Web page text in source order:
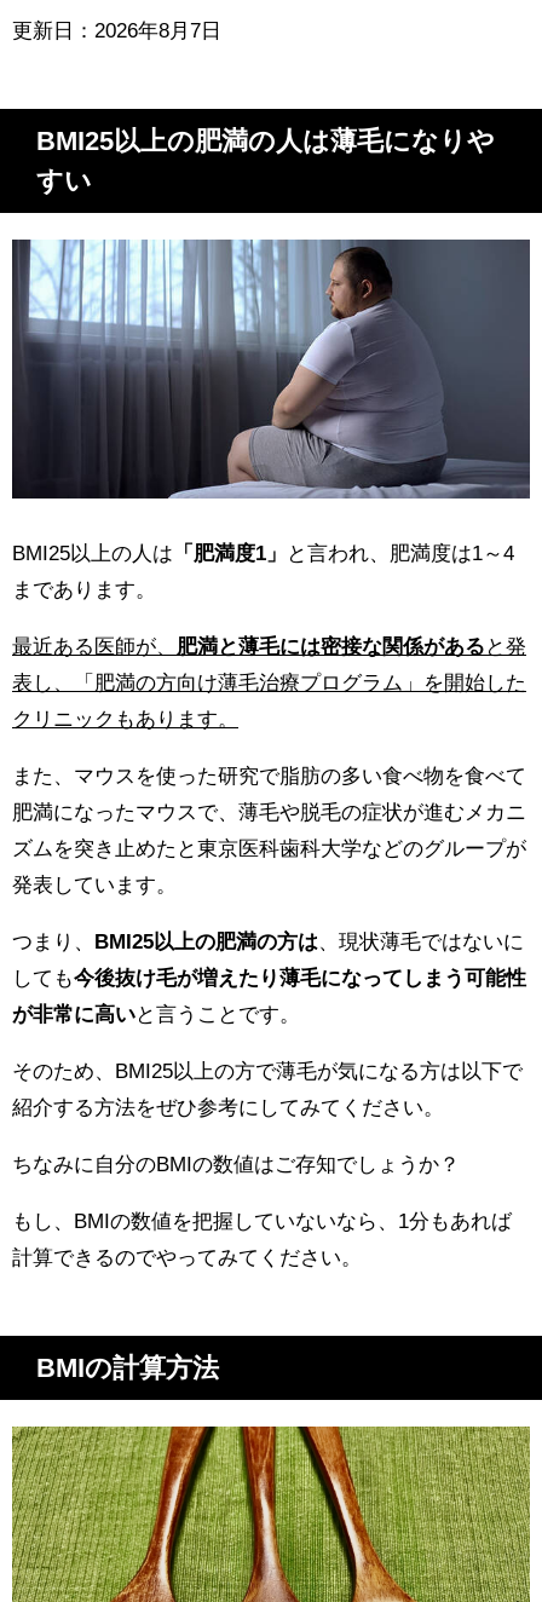
更新日：2026年8月7日
BMI25以上の肥満の人は薄毛になりや
すい
BMI25以上の人は 「肥満度1」
と言われ、肥満度は1～4
まであります。
最近ある医師が、 肥満と薄毛には密接な関係がある と発
表し、「肥満の方向け薄毛治療プログラム」を開始した
クリニックもあります。
また、マウスを使った研究で脂肪の多い食べ物を食べて
肥満になったマウスで、薄毛や脱毛の症状が進むメカニ
ズムを突き止めたと東京医科歯科大学などのグループが
発表しています。
つまり、 BMI25以上の肥満の方は 、現状薄毛ではないに
しても今後抜け毛が増えたり薄毛になってしまう可能性
が非常に高いと言うことです。
そのため、BMI25以上の方で薄毛が気になる方は以下で
紹介する方法をぜひ参考にしてみてください。
ちなみに自分のBMIの数値はご存知でしょうか？
もし、BMIの数値を把握していないなら、1分もあれば
計算できるのでやってみてください。
BMIの計算方法